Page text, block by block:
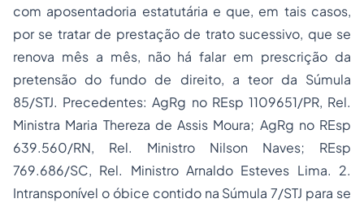
com aposentadoria estatutária e que, em tais casos,
por se tratar de prestação de trato sucessivo, que se
renova mês a mês, não há falar em prescrição da
pretensão do fundo de direito, a teor da Súmula
85/STJ. Precedentes: AgRg no REsp 1109651/PR, Rel.
Ministra Maria Thereza de Assis Moura; AgRg no REsp
639.560/RN, Rel. Ministro Nilson Naves; REsp
769.686/SC, Rel. Ministro Arnaldo Esteves Lima. 2.
Intransponível o óbice contido na Súmula 7/STJ para se